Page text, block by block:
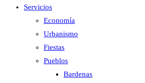
Servicios
Economía
Urbanismo
Fiestas
Pueblos
Bardenas